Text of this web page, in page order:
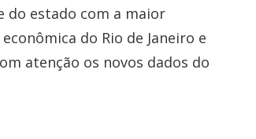
do estado com a maior
do Rio de Janeiro e
atenção os novos dados do